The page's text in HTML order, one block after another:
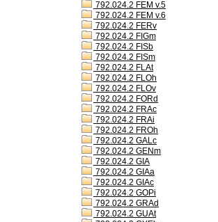
792.024.2 FEM v.5
792.024.2 FEM v.6
792.024.2 FERv
792.024.2 FIGm
792.024.2 FISb
792.024.2 FISm
792.024.2 FLAt
792.024.2 FLOh
792.024.2 FLOv
792.024.2 FORd
792.024.2 FRAc
792.024.2 FRAi
792.024.2 FROh
792.024.2 GALc
792.024.2 GENm
792.024.2 GIA
792.024.2 GIAa
792.024.2 GIAc
792.024.2 GOPi
792.024.2 GRAd
792.024.2 GUAt